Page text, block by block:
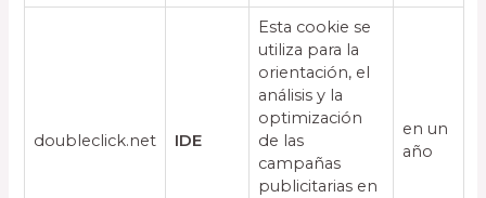
doubleclick.net IDE
Esta cookie se
utiliza para la
orientación, el
análisis y la
optimización
de las
campañas
publicitarias en
en un
año